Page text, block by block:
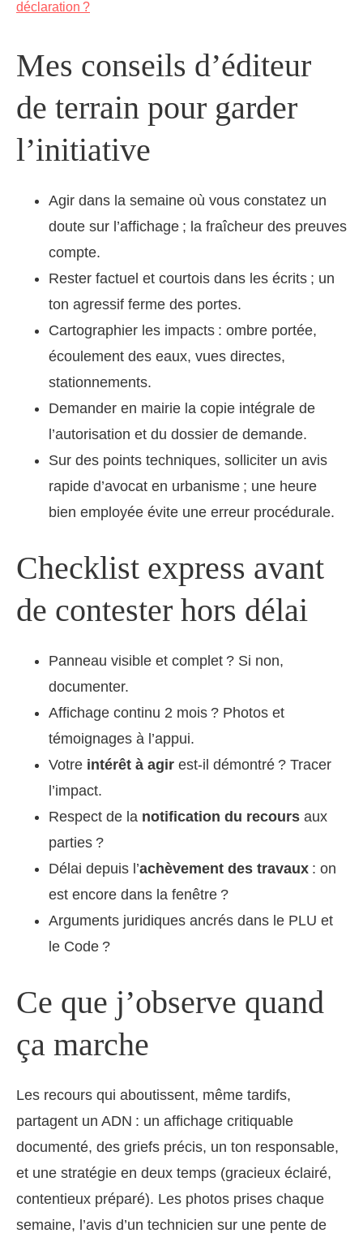
déclaration ?
Mes conseils d’éditeur
de terrain pour garder
l’initiative
Agir dans la semaine où vous constatez un
doute sur l’affichage ; la fraîcheur des preuves
compte.
Rester factuel et courtois dans les écrits ; un
ton agressif ferme des portes.
Cartographier les impacts : ombre portée,
écoulement des eaux, vues directes,
stationnements.
Demander en mairie la copie intégrale de
l’autorisation et du dossier de demande.
Sur des points techniques, solliciter un avis
rapide d’avocat en urbanisme ; une heure
bien employée évite une erreur procédurale.
Checklist express avant
de contester hors délai
Panneau visible et complet ? Si non,
documenter.
Affichage continu 2 mois ? Photos et
témoignages à l’appui.
Votre intérêt à agir est-il démontré ? Tracer
l’impact.
Respect de la notification du recours aux
parties ?
Délai depuis l’achèvement des travaux : on
est encore dans la fenêtre ?
Arguments juridiques ancrés dans le PLU et
le Code ?
Ce que j’observe quand
ça marche
Les recours qui aboutissent, même tardifs,
partagent un ADN : un affichage critiquable
documenté, des griefs précis, un ton responsable,
et une stratégie en deux temps (gracieux éclairé,
contentieux préparé). Les photos prises chaque
semaine, l’avis d’un technicien sur une pente de